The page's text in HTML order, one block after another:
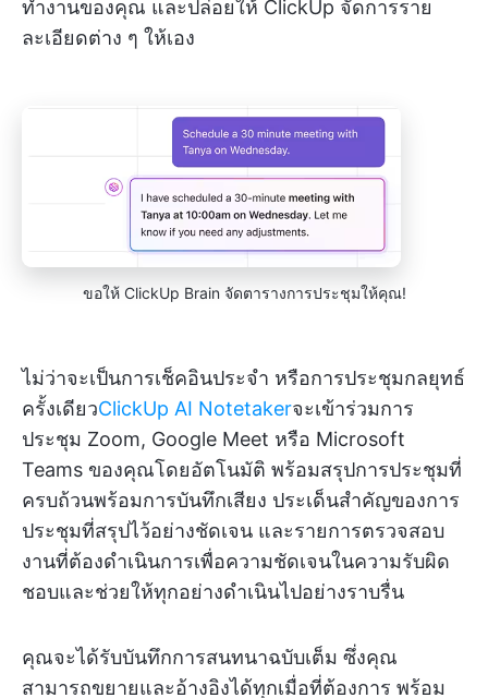
ทำงานของคุณ และปล่อยให้ ClickUp จัดการราย
ละเอียดต่าง ๆ ให้เอง
ขอให้ ClickUp Brain จัดตารางการประชุมให้คุณ!
ไม่ว่าจะเป็นการเช็คอินประจำ หรือการประชุมกลยุทธ์
ครั้งเดียวClickUp AI Notetakerจะเข้าร่วมการ
ประชุม Zoom, Google Meet หรือ Microsoft
Teams ของคุณโดยอัตโนมัติ พร้อมสรุปการประชุมที่
ครบถ้วนพร้อมการบันทึกเสียง ประเด็นสำคัญของการ
ประชุมที่สรุปไว้อย่างชัดเจน และรายการตรวจสอบ
งานที่ต้องดำเนินการเพื่อความชัดเจนในความรับผิด
ชอบและช่วยให้ทุกอย่างดำเนินไปอย่างราบรื่น
คุณจะได้รับบันทึกการสนทนาฉบับเต็ม ซึ่งคุณ
สามารถขยายและอ้างอิงได้ทุกเมื่อที่ต้องการ พร้อม